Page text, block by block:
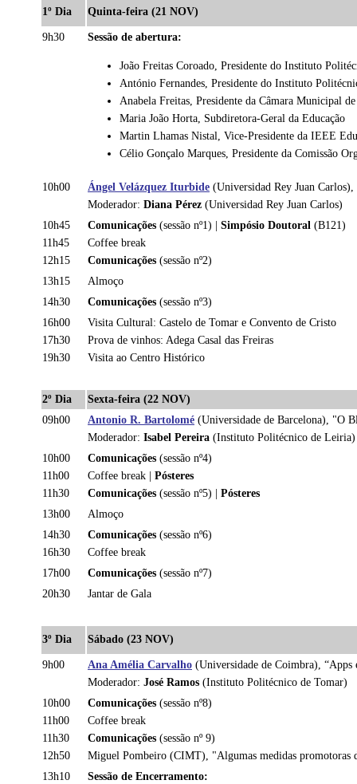
1º Dia Quinta-feira (21 NOV)
9h30 Sessão de abertura:
João Freitas Coroado, Presidente do Instituto
António Fernandes, Presidente do Instituto
Anabela Freitas, Presidente da Câmara Municipal
Maria João Horta, Subdiretora-Geral da Educação
Martin Lhamas Nistal, Vice-Presidente da IEEE
Célio Gonçalo Marques, Presidente da Comissão
10h00 Ángel Velázquez Iturbide (Universidad Rey Juan
Moderador: Diana Pérez (Universidad Rey Juan Carlos)
10h45
11h45
12h15
Comunicações (sessão nº1) | Simpósio Doutoral (B121)
Coffee break
Comunicações (sessão nº2)
13h15
Almoço
14h30
Comunicações (sessão nº3)
16h00
17h30
19h30
Visita Cultural: Castelo de Tomar e Convento de Cristo
Prova de vinhos: Adega Casal das Freiras
Visita ao Centro Histórico
2º Dia
Sexta-feira (22 NOV)
09h00
Antonio R. Bartolomé (Universidade de Barcelona), "O
Moderador: Isabel Pereira (Instituto Politécnico de Leiria)
10h00
11h00
11h30
Comunicações (sessão nº4)
Coffee break | Pósteres
Comunicações (sessão nº5) | Pósteres
13h00
Almoço
14h30
16h30
Comunicações (sessão nº6)
Coffee break
17h00
Comunicações (sessão nº7)
20h30
Jantar de Gala
3º Dia Sábado (23 NOV)
9h00 Ana Amélia Carvalho (Universidade de Coimbra), “Apps
Moderador: José Ramos (Instituto Politécnico de Tomar)
10h00
11h00
11h30
12h50
Comunicações (sessão nº8)
Coffee break
Comunicações (sessão nº 9)
Miguel Pombeiro (CIMT), "Algumas medidas promotoras
13h10
Sessão de Encerramento: